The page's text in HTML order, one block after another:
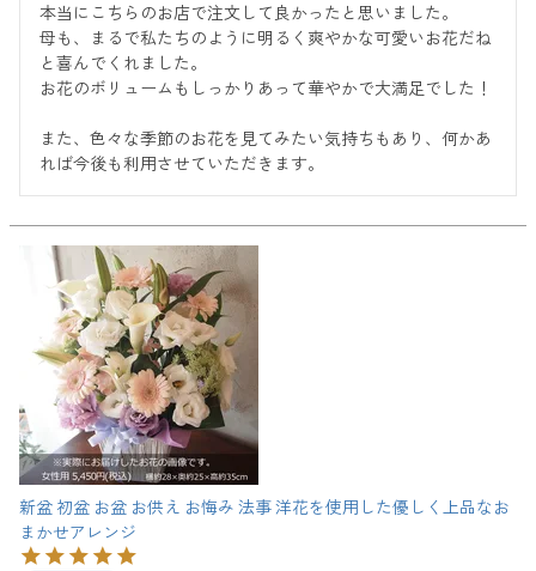
本当にこちらのお店で注文して良かったと思いました。
母も、まるで私たちのように明るく爽やかな可愛いお花だね
と喜んでくれました。
お花のボリュームもしっかりあって華やかで大満足でした！
また、色々な季節のお花を見てみたい気持ちもあり、何かあ
れば今後も利用させていただきます。
新盆 初盆 お盆 お供え お悔み 法事 洋花を使用した優しく上品なお
まかせアレンジ